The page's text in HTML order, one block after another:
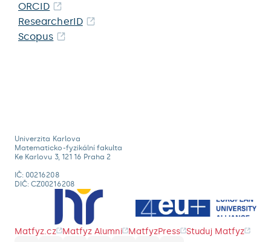
ORCID
ResearcherID
Scopus
Univerzita Karlova
Matematicko-fyzikální fakulta
Ke Karlovu 3, 121 16 Praha 2
IČ: 00216208
DIČ: CZ00216208
Matfyz.cz Matfyz Alumni MatfyzPress Studuj Matfyz